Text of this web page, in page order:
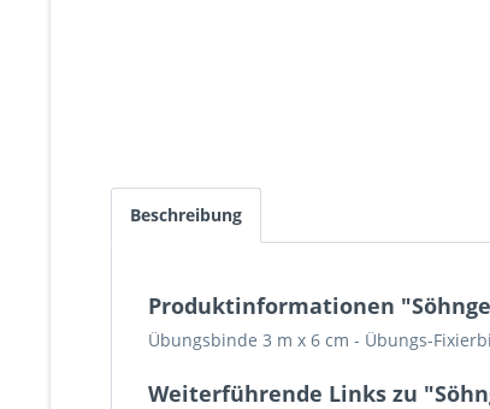
Beschreibung
Produktinformationen
Übungsbinde 3 m x 6 cm - Übungs-
Weiterführende Links zu